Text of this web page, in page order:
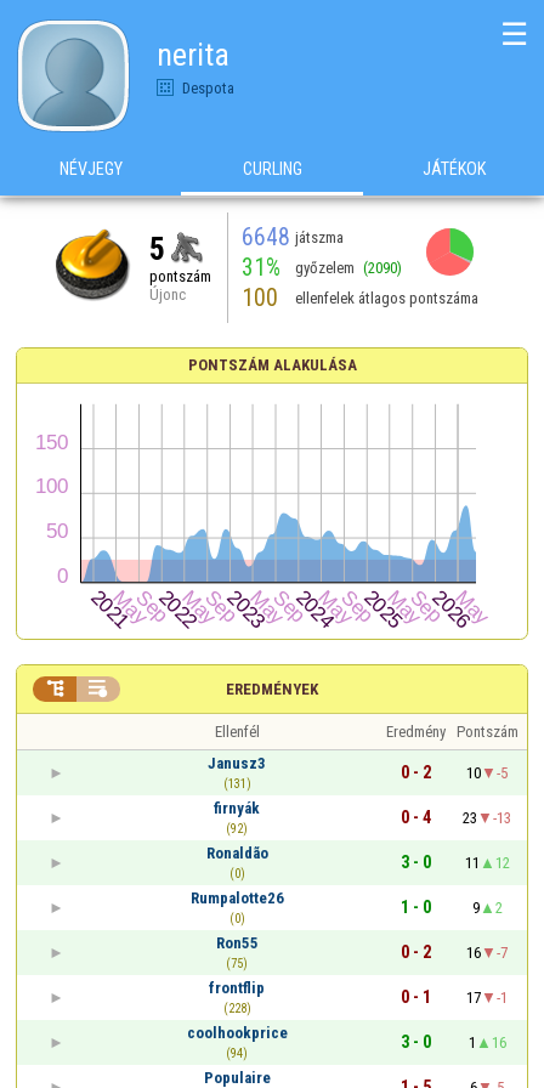
nerita
Despota
☰
NÉVJEGY CURLING JÁTÉKOK
5
pontszám
Újonc
6648 játszma
31% győzelem (2090)
100 ellenfelek átlagos pontszáma
PONTSZÁM ALAKULÁSA
EREDMÉNYEK
 
Ellenfél Eredmény Pontszám
Janusz3
(131)
0 - 2 10
-5
firnyák
(92)
0 - 4 23
-13
Ronaldão
(0)
3 - 0 11
12
Rumpalotte26
(0)
1 - 0 9
2
Ron55
(75)
0 - 2 16
-7
frontflip
(228)
0 - 1 17
-1
coolhookprice
(94)
3 - 0 1
16
Populaire